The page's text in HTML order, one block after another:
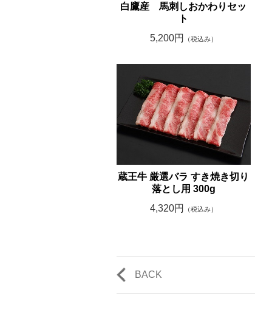
白鷹産 馬刺しおかわりセッ
ト
5,200円
（税込み）
蔵王牛 厳選バラ すき焼き切り
落とし用 300g
4,320円
（税込み）
BACK